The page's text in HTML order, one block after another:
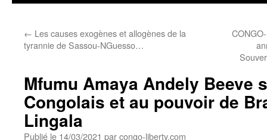
← Les causes exogènes et allogènes de la
tyrannie de Sassou-NGuesso…
Mfumu Amaya Andely Beeve
Congolais et au pouvoir de
Lingala
Publié le 14/03/2021 parcongo-liberty.com